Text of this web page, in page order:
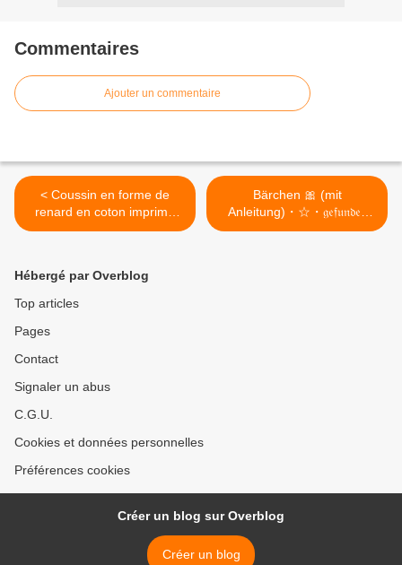
Commentaires
Ajouter un commentaire
< Coussin en forme de
renard en coton imprimé
rose, yeux et centre des
Idéal pour un cadeau de
naissance ou pour dé -
Bärchen 🎀 (mit
Anleitung)・☆・𝔤𝔢𝔣𝔲𝔫𝔡𝔢𝔫
𝔞𝔲... >
Hébergé par Overblog
Top articles
Pages
Contact
Signaler un abus
C.G.U.
Cookies et données personnelles
Préférences cookies
Créer un blog sur Overblog
Créer un blog